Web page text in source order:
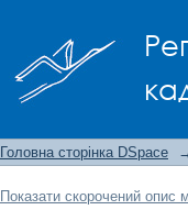
Головна сторінка DSpace
Показати скорочений опис